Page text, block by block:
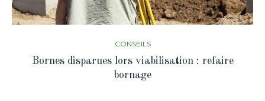
CONSEILS
Bornes disparues lors viabilisation : refaire
bornage